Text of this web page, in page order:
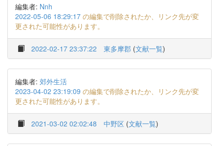
編集者: Nnh
2022-05-06 18:29:17 の編集で削除されたか、リンク先が変
更された可能性があります。
2022-02-17 23:37:22 東多摩郡 (文献一覧)
編集者: 郊外生活
2023-04-02 23:19:09 の編集で削除されたか、リンク先が変
更された可能性があります。
2021-03-02 02:02:48 中野区 (文献一覧)